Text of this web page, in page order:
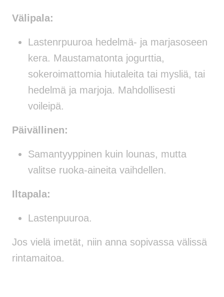
Välipala:
Lastenrpuuroa hedelmä- ja marjasoseen
kera. Maustamatonta jogurttia,
sokeroimattomia hiutaleita tai mysliä, tai
hedelmä ja marjoja. Mahdollisesti
voileipä.
Päivällinen:
Samantyyppinen kuin lounas, mutta
valitse ruoka-aineita vaihdellen.
Iltapala:
Lastenpuuroa.
Jos vielä imetät, niin anna sopivassa välissä
rintamaitoa.